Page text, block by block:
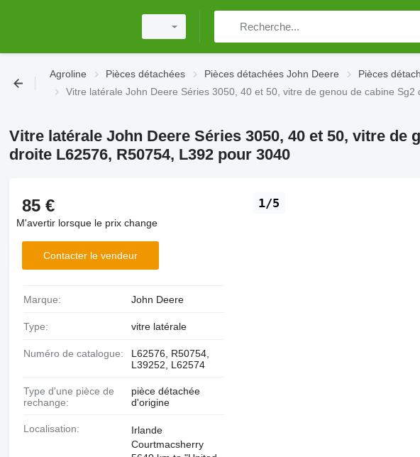
Agroline Pièces détachées Pièces détachées John Deere Pièces
Vitre latérale John Deere Séries 3050, 40 et 50, vitre de genou de cabine
Vitre latérale John Deere Séries 3050, 40 et 50, vitre de
droite L62576, R50754, L392 pour 3040
1/5
85 €
M'avertir lorsque le prix change
Contacter le vendeur
Marque: John Deere
Type: vitre latérale
Numéro de catalogue:
L62576, R50754,
L39252, L62574
Type d'une pièce de
rechange:
pièce détachée
d'origine
Localisation:
Irlande
Courtmacsherry